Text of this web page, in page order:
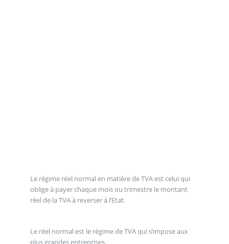
Le régime réel normal en matière de TVA est celui qui
oblige à payer chaque mois ou trimestre le montant
réel de la TVA à reverser à l’Etat.
Le réel normal est le régime de TVA qui s’impose aux
plus grandes entreprises.